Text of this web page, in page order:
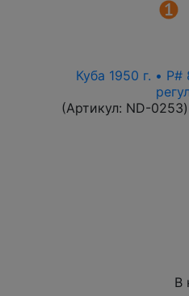
Куба 1950 г. •
(Артикул: ND-0253)
В